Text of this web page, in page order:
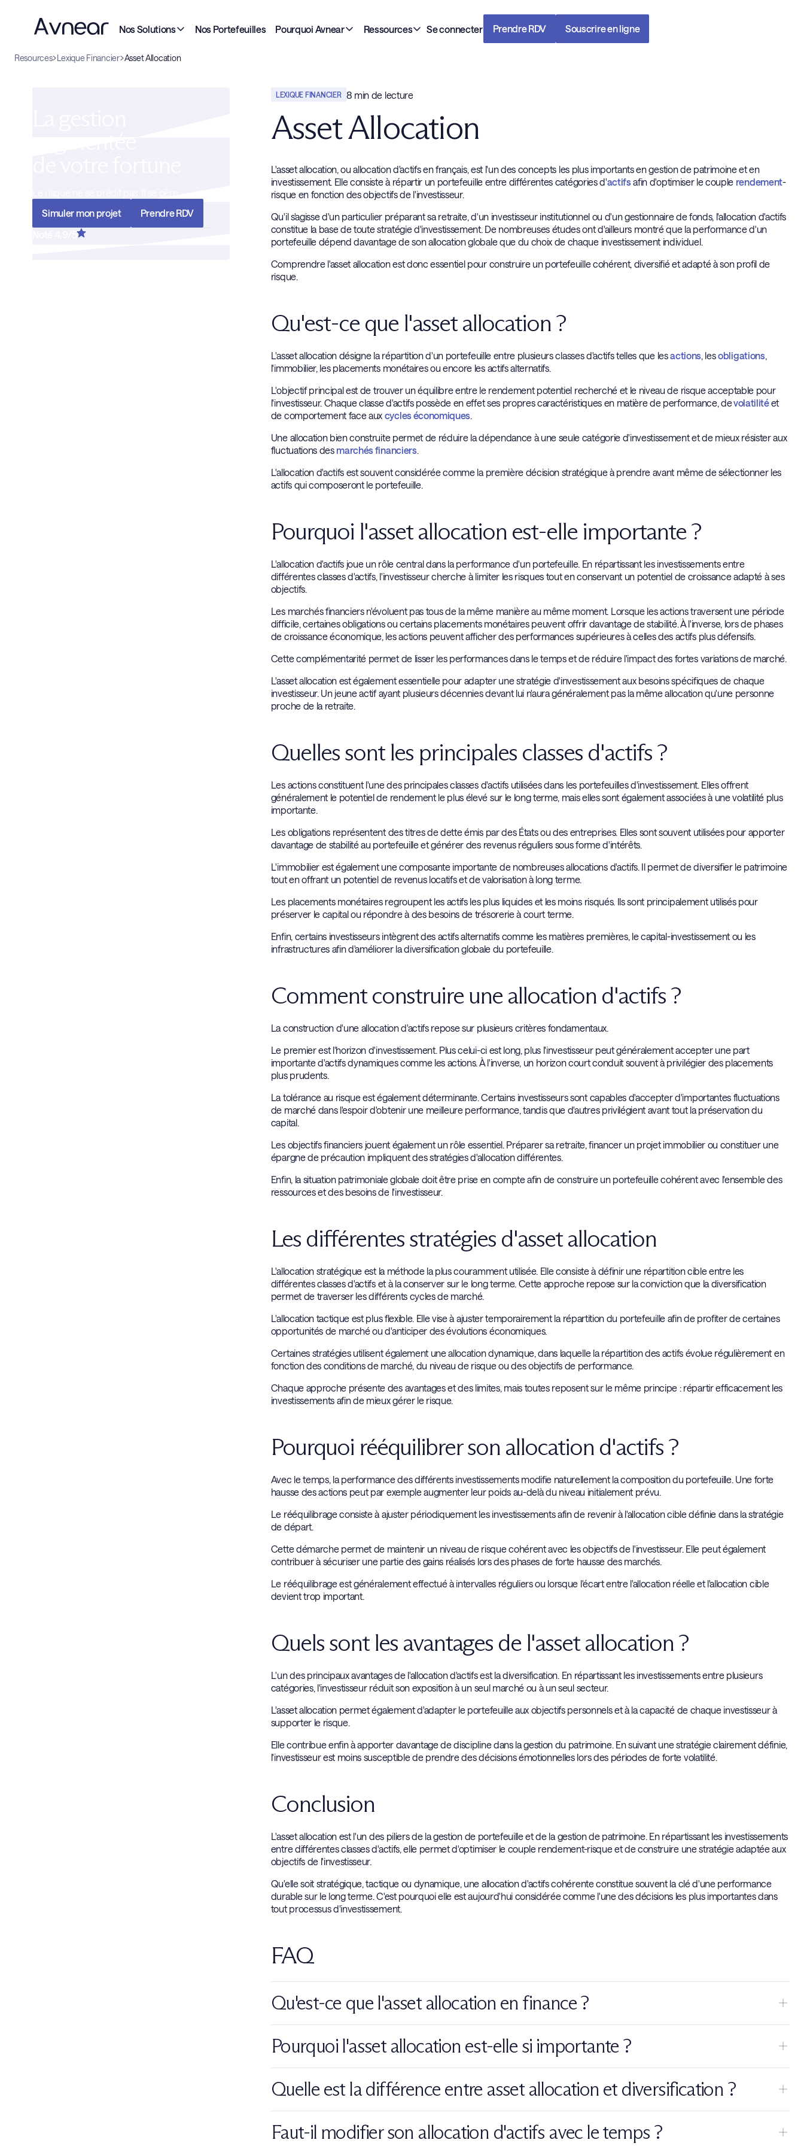
Nos Solutions Nos Portefeuilles Pourquoi Avnear Ressources Se connecter Prendre RDV Souscrire en ligne
Resources Lexique Financier Asset Allocation
Simuler mon projet
Prendre RDV
Noté 4,9/5
LEXIQUE FINANCIER 8 min de lecture
Asset Allocation
L'asset allocation, ou allocation d'actifs en français, est l'un des concepts les plus importants en gestion de patrimoine et en
investissement. Elle consiste à répartir un portefeuille entre différentes catégories d'actifsafin d'optimiser le couple rendement-
risque en fonction des objectifs de l'investisseur.
Qu'il s'agisse d'un particulier préparant sa retraite, d'un investisseur institutionnel ou d'un gestionnaire de fonds, l'allocation d'actifs
constitue la base de toute stratégie d'investissement. De nombreuses études ont d'ailleurs montré que la performance d'un
portefeuille dépend davantage de son allocation globale que du choix de chaque investissement individuel.
Comprendre l'asset allocation est donc essentiel pour construire un portefeuille cohérent, diversifié et adapté à son profil de
risque.
Qu'est-ce que l'asset allocation ?
L'asset allocation désigne la répartition d'un portefeuille entre plusieurs classes d'actifs telles que lesactions, lesobligations,
l'immobilier, les placements monétaires ou encore les actifs alternatifs.
L'objectif principal est de trouver un équilibre entre le rendement potentiel recherché et le niveau de risque acceptable pour
l'investisseur. Chaque classe d'actifs possède en effet ses propres caractéristiques en matière de performance, devolatilitéet
de comportement face aux cycles économiques.
Une allocation bien construite permet de réduire la dépendance à une seule catégorie d'investissement et de mieux résister aux
fluctuations des marchés financiers.
L'allocation d'actifs est souvent considérée comme la première décision stratégique à prendre avant même de sélectionner les
actifs qui composeront le portefeuille.
Pourquoi l'asset allocation est-elle importante ?
L'allocation d'actifs joue un rôle central dans la performance d'un portefeuille. En répartissant les investissements entre
différentes classes d'actifs, l'investisseur cherche à limiter les risques tout en conservant un potentiel de croissance adapté à ses
objectifs.
Les marchés financiers n'évoluent pas tous de la même manière au même moment. Lorsque les actions traversent une période
difficile, certaines obligations ou certains placements monétaires peuvent offrir davantage de stabilité. À l'inverse, lors de phases
de croissance économique, les actions peuvent afficher des performances supérieures à celles des actifs plus défensifs.
Cette complémentarité permet de lisser les performances dans le temps et de réduire l'impact des fortes variations de marché.
L'asset allocation est également essentielle pour adapter une stratégie d'investissement aux besoins spécifiques de chaque
investisseur. Un jeune actif ayant plusieurs décennies devant lui n'aura généralement pas la même allocation qu'une personne
proche de la retraite.
Quelles sont les principales classes d'actifs ?
Les actions constituent l'une des principales classes d'actifs utilisées dans les portefeuilles d'investissement. Elles offrent
généralement le potentiel de rendement le plus élevé sur le long terme, mais elles sont également associées à une volatilité plus
importante.
Les obligations représentent des titres de dette émis par des États ou des entreprises. Elles sont souvent utilisées pour apporter
davantage de stabilité au portefeuille et générer des revenus réguliers sous forme d'intérêts.
L'immobilier est également une composante importante de nombreuses allocations d'actifs. Il permet de diversifier le patrimoine
tout en offrant un potentiel de revenus locatifs et de valorisation à long terme.
Les placements monétaires regroupent les actifs les plus liquides et les moins risqués. Ils sont principalement utilisés pour
préserver le capital ou répondre à des besoins de trésorerie à court terme.
Enfin, certains investisseurs intègrent des actifs alternatifs comme les matières premières, le capital-investissement ou les
infrastructures afin d'améliorer la diversification globale du portefeuille.
Comment construire une allocation d'actifs ?
La construction d'une allocation d'actifs repose sur plusieurs critères fondamentaux.
Le premier est l'horizon d'investissement. Plus celui-ci est long, plus l'investisseur peut généralement accepter une part
importante d'actifs dynamiques comme les actions. À l'inverse, un horizon court conduit souvent à privilégier des placements
plus prudents.
La tolérance au risque est également déterminante. Certains investisseurs sont capables d'accepter d'importantes fluctuations
de marché dans l'espoir d'obtenir une meilleure performance, tandis que d'autres privilégient avant tout la préservation du
capital.
Les objectifs financiers jouent également un rôle essentiel. Préparer sa retraite, financer un projet immobilier ou constituer une
épargne de précaution impliquent des stratégies d'allocation différentes.
Enfin, la situation patrimoniale globale doit être prise en compte afin de construire un portefeuille cohérent avec l'ensemble des
ressources et des besoins de l'investisseur.
Les différentes stratégies d'asset allocation
L'allocation stratégique est la méthode la plus couramment utilisée. Elle consiste à définir une répartition cible entre les
différentes classes d'actifs et à la conserver sur le long terme. Cette approche repose sur la conviction que la diversification
permet de traverser les différents cycles de marché.
L'allocation tactique est plus flexible. Elle vise à ajuster temporairement la répartition du portefeuille afin de profiter de certaines
opportunités de marché ou d'anticiper des évolutions économiques.
Certaines stratégies utilisent également une allocation dynamique, dans laquelle la répartition des actifs évolue régulièrement en
fonction des conditions de marché, du niveau de risque ou des objectifs de performance.
Chaque approche présente des avantages et des limites, mais toutes reposent sur le même principe : répartir efficacement les
investissements afin de mieux gérer le risque.
Pourquoi rééquilibrer son allocation d'actifs ?
Avec le temps, la performance des différents investissements modifie naturellement la composition du portefeuille. Une forte
hausse des actions peut par exemple augmenter leur poids au-delà du niveau initialement prévu.
Le rééquilibrage consiste à ajuster périodiquement les investissements afin de revenir à l'allocation cible définie dans la stratégie
de départ.
Cette démarche permet de maintenir un niveau de risque cohérent avec les objectifs de l'investisseur. Elle peut également
contribuer à sécuriser une partie des gains réalisés lors des phases de forte hausse des marchés.
Le rééquilibrage est généralement effectué à intervalles réguliers ou lorsque l'écart entre l'allocation réelle et l'allocation cible
devient trop important.
Quels sont les avantages de l'asset allocation ?
L'un des principaux avantages de l'allocation d'actifs est la diversification. En répartissant les investissements entre plusieurs
catégories, l'investisseur réduit son exposition à un seul marché ou à un seul secteur.
L'asset allocation permet également d'adapter le portefeuille aux objectifs personnels et à la capacité de chaque investisseur à
supporter le risque.
Elle contribue enfin à apporter davantage de discipline dans la gestion du patrimoine. En suivant une stratégie clairement définie,
l'investisseur est moins susceptible de prendre des décisions émotionnelles lors des périodes de forte volatilité.
Conclusion
L'asset allocation est l'un des piliers de la gestion de portefeuille et de la gestion de patrimoine. En répartissant les investissements
entre différentes classes d'actifs, elle permet d'optimiser le couple rendement-risque et de construire une stratégie adaptée aux
objectifs de l'investisseur.
Qu'elle soit stratégique, tactique ou dynamique, une allocation d'actifs cohérente constitue souvent la clé d'une performance
durable sur le long terme. C'est pourquoi elle est aujourd'hui considérée comme l'une des décisions les plus importantes dans
tout processus d'investissement.
FAQ
Qu'est-ce que l'asset allocation en finance ?
l'immobilier ou les placements monétaires. Elle constitue la base de toute stratégie d'investissement.
Pourquoi l'asset allocation est-elle si importante ?
d'adapter les investissements aux objectifs et au profil de l'investisseur tout en favorisant la diversification.
Quelle est la différence entre asset allocation et diversification ?
répartir les investissements au sein de chaque catégorie afin de limiter davantage les risques.
Faut-il modifier son allocation d'actifs avec le temps ?